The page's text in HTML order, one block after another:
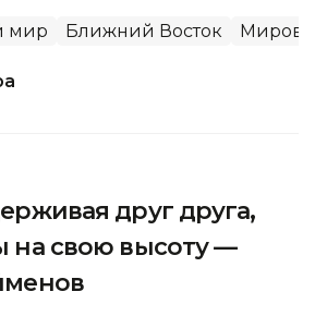
мир Ближний Восток
друг друга,
на свою высоту —